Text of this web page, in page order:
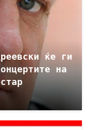
ќе ги
на